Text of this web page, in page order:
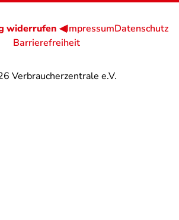
Verbraucherzentrale e.V.
widerrufen ◀ImpressumDatenschutz
Barrierefreiheit